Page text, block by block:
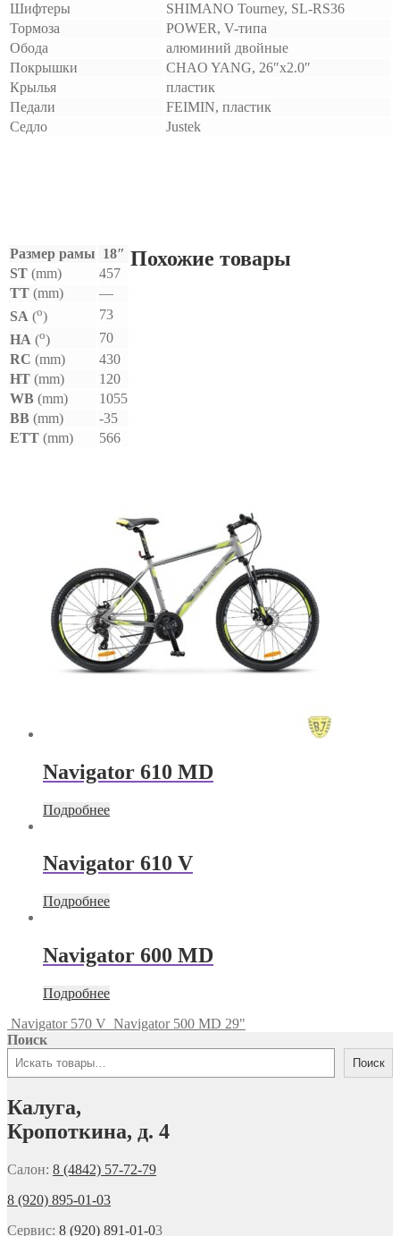
Шифтеры
SHIMANO Tourney, SL-RS36
Тормоза
POWER, V-типа
Обода
алюминий двойные
Покрышки
CHAO YANG, 26″x2.0″
Крылья
пластик
Педали
FEIMIN, пластик
Седло
Justek
Размер рамы 18″
ST (mm)
457
TT (mm)
—
SA (o)
73
HA (o)
70
RC (mm)
430
HT (mm)
120
WB (mm)
1055
BB (mm)
-35
ETT (mm) 566
Похожие товары
Navigator 610 MD
Подробнее
Navigator 610 V
Подробнее
Navigator 600 MD
Подробнее
Navigator 570 V Navigator 500 MD 29"
Поиск
Поиск
Калуга,
Кропоткина, д. 4
Салон: 8 (4842) 57-72-79
8 (920) 895-01-03
Сервис: 8 (920) 891-01-03